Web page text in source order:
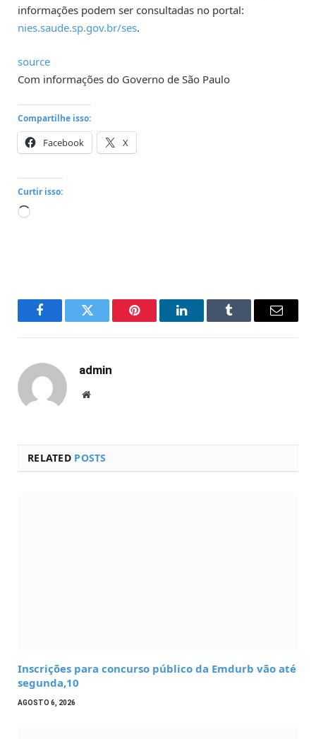
informações podem ser consultadas no portal:
nies.saude.sp.gov.br/ses.
source
Com informações do Governo de São Paulo
Compartilhe isso:
Facebook X
Curtir isso:
Carregando...
FacebookTwitter Pinterest LinkedInTumblr Email
admin
Website
RELATED POSTS
Inscrições para concurso público da Emdurb vão até
segunda,10
AGOSTO 6, 2026